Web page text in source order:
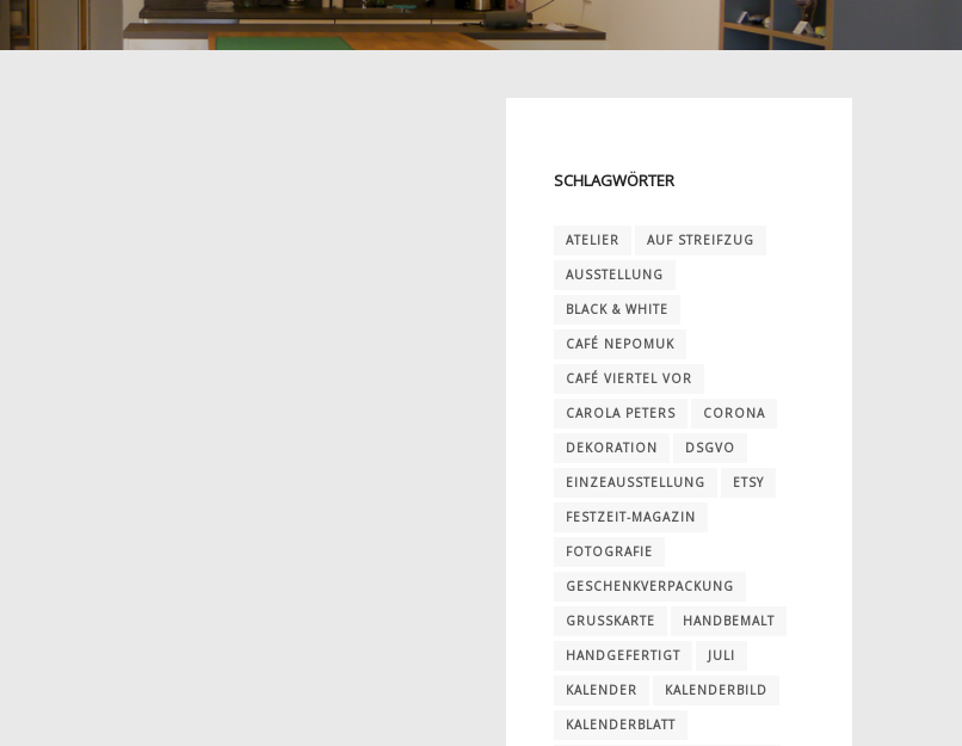
SCHLAGWÖRTER
ATELIER AUF STREIFZUG
AUSSTELLUNG
BLACK & WHITE
CAFÉ NEPOMUK
CAFÉ VIERTEL VOR
CAROLA PETERS CORONA
DEKORATION DSGVO
EINZEAUSSTELLUNG ETSY
FESTZEIT-MAGAZIN
FOTOGRAFIE
GESCHENKVERPACKUNG
GRUSSKARTE HANDBEMALT
HANDGEFERTIGT JULI
KALENDER KALENDERBILD
KALENDERBLATT